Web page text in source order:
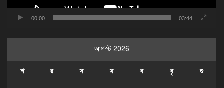
00:00 03:44
আগস্ট 2026
শ র স ম ব বৃ শু